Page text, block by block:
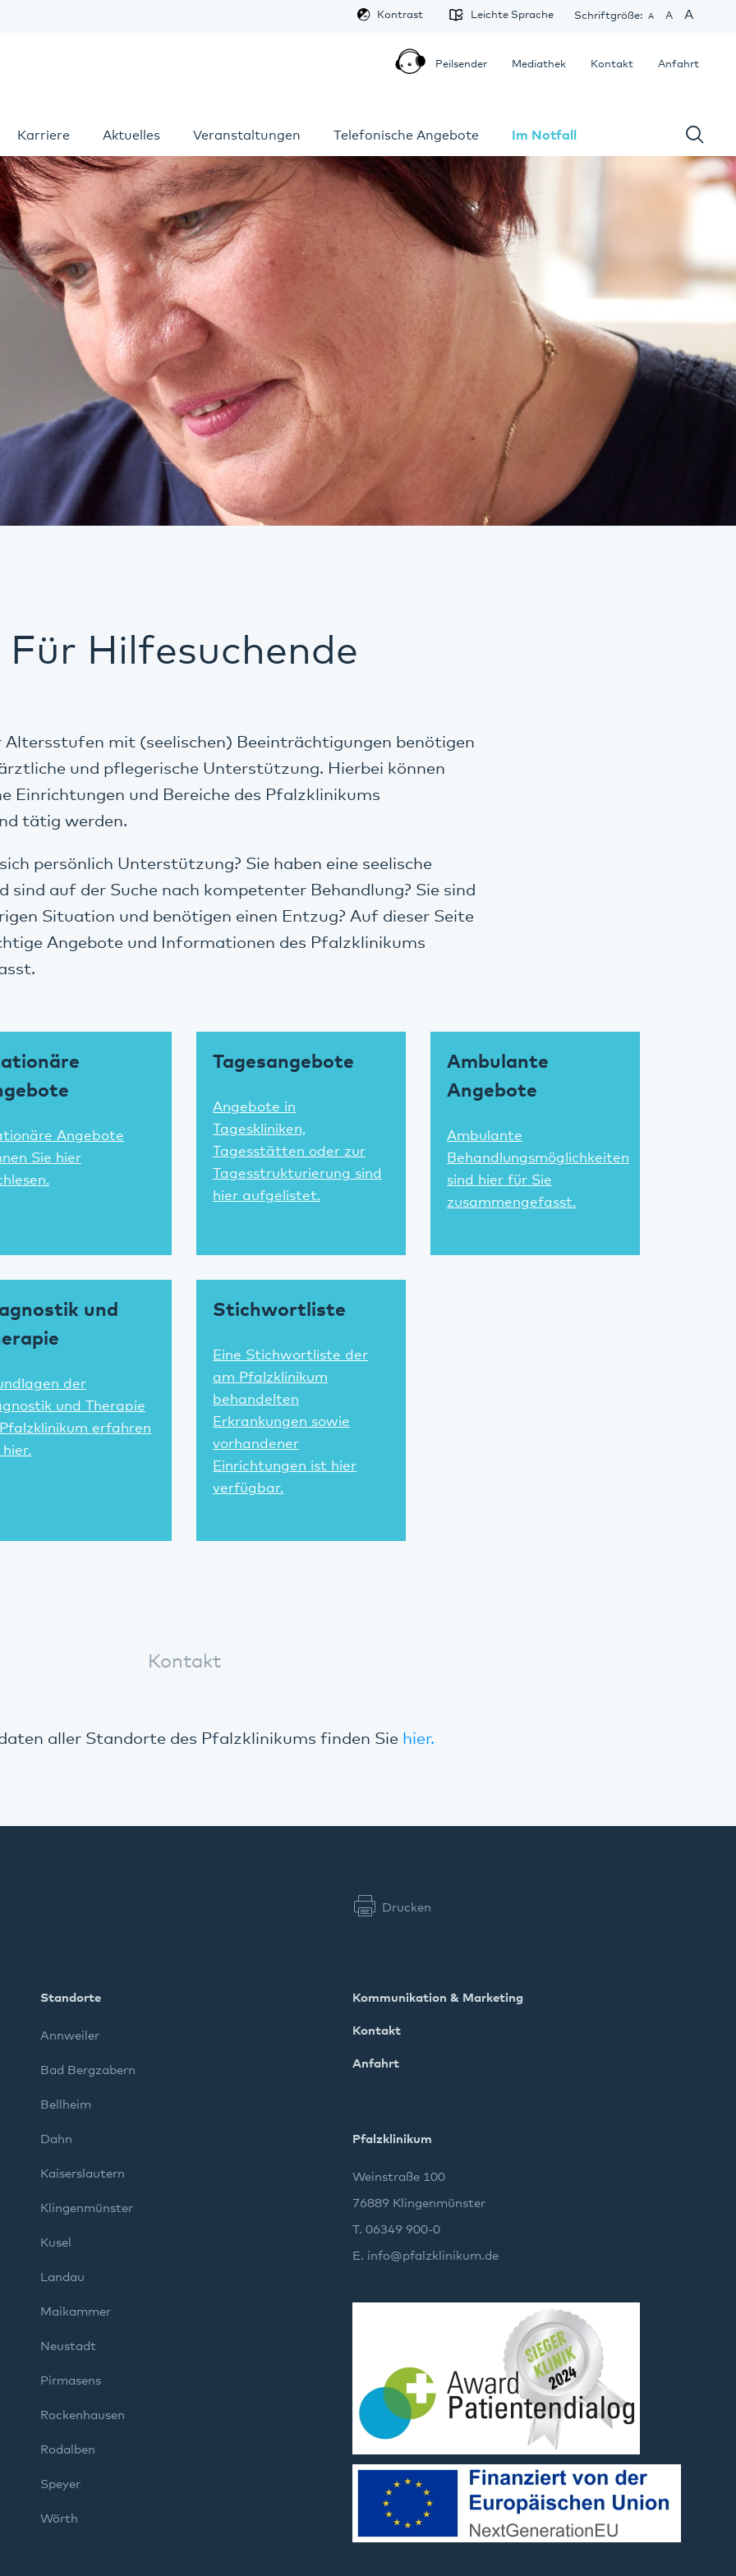
Karriere Aktuelles Veranstaltungen Telefonische Angebote Im Notfall
Schriftgröße: A A A
Leichte Sprache
Kontrast
Anfahrt
Kontakt
Mediathek
Peilsender
Für Hilfesuchende
Altersstufen mit (seelischen) Beeinträchtigungen benötigen
und pflegerische Unterstützung. Hierbei können
Einrichtungen und Bereiche des Pfalzklinikums
tätig werden.
persönlich Unterstützung? Sie haben eine seelische
sind auf der Suche nach kompetenter Behandlung? Sie sind
Situation und benötigen einen Entzug? Auf dieser Seite
Angebote und Informationen des Pfalzklinikums
Angebote
Sie hier
Tagesangebote
Angebote in
Tageskliniken,
Tagesstätten oder zur
Tagesstrukturierung sind
hier aufgelistet.
Ambulante
Angebote
Ambulante
Behandlungsmöglichkeiten
sind hier für Sie
zusammengefasst.
und
der
und Therapie
erfahren
hier.
Stichwortliste
Eine Stichwortliste der
am Pfalzklinikum
behandelten
Erkrankungen sowie
vorhandener
Einrichtungen ist hier
verfügbar.
Kontakt
aller Standorte des Pfalzklinikums finden Sie hier.
Drucken
Standorte
Annweiler
Bad Bergzabern
Bellheim
Dahn
Kaiserslautern
Klingenmünster
Kusel
Landau
Maikammer
Neustadt
Pirmasens
Rockenhausen
Rodalben
Speyer
Wörth
Kommunikation & Marketing
Kontakt
Anfahrt
Pfalzklinikum
Weinstraße 100
76889 Klingenmünster
T. 06349 900-0
E. info@pfalzklinikum.de